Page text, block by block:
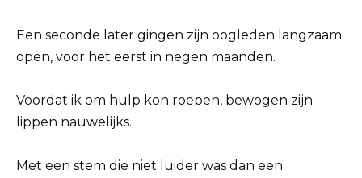
Een seconde later gingen zijn oogleden langzaam
open, voor het eerst in negen maanden.
Voordat ik om hulp kon roepen, bewogen zijn
lippen nauwelijks.
Met een stem die niet luider was dan een